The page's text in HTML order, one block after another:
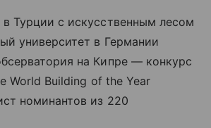
в Турции с искусственным лесом
университет в Германии
на Кипре — конкурс
World Building of the Year
номинантов из 220